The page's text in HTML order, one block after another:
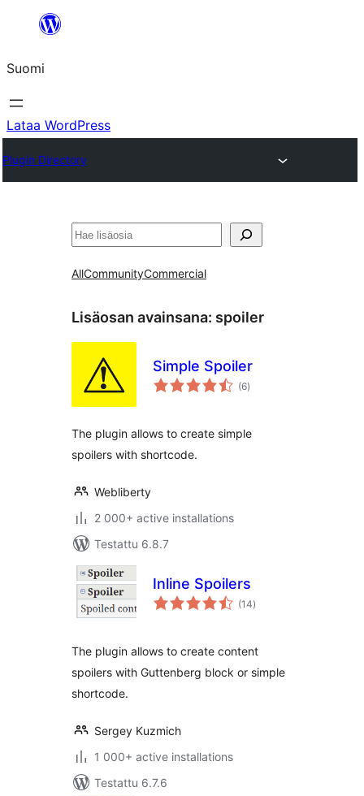
Suomi
Lataa WordPress
Plugin Directory
Etsi
AllCommunityCommercial
Lisäosan avainsana: spoiler
Simple Spoiler
(6arvosanat
yhteensä
)
The plugin allows to create simple
spoilers with shortcode.
Webliberty
2 000+ active installations
Testattu 6.8.7
Inline Spoilers
(14arvosanat
yhteensä
)
The plugin allows to create content
spoilers with Guttenberg block or simple
shortcode.
Sergey Kuzmich
1 000+ active installations
Testattu 6.7.6